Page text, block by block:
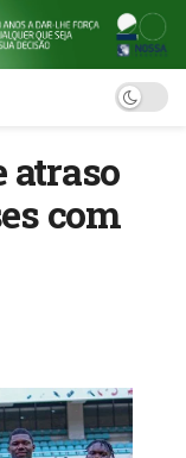
atraso
com